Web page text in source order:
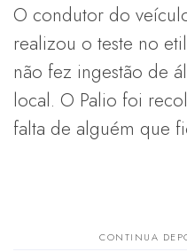
O condutor do
realizou o teste no
não fez ingestão de
local. O Palio foi
falta de alguém que